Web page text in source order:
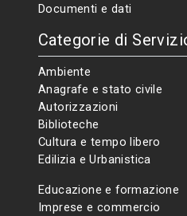
Documenti e dati
Categorie di
Ambiente
Anagrafe e stato civile
Autorizzazioni
Biblioteche
Cultura e tempo libero
Edilizia e Urbanistica
Educazione e formazione
Imprese e commercio